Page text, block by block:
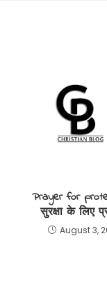
Prayer for
सुरक्षा के लिए
August 3,